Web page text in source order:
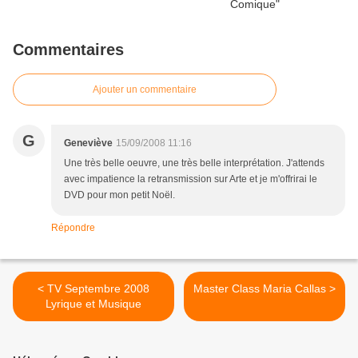
Commentaires
Ajouter un commentaire
G Geneviève 15/09/2008 11:16
Une très belle oeuvre, une très belle interprétation. J'attends
avec impatience la retransmission sur Arte et je m'offrirai le
DVD pour mon petit Noël.
Répondre
< TV Septembre 2008
Lyrique et Musique
Master Class Maria Callas >